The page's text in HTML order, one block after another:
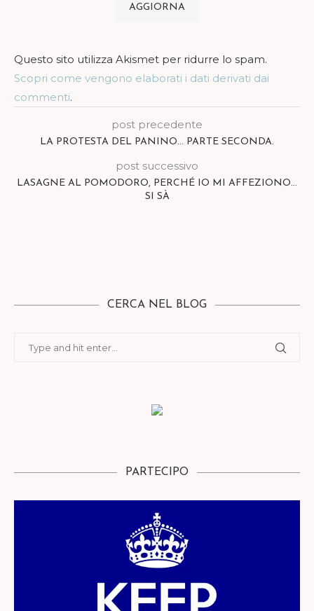
Questo sito utilizza Akismet per ridurre lo spam.
Scopri come vengono elaborati i dati derivati dai
commenti.
post precedente
LA PROTESTA DEL PANINO… PARTE SECONDA.
post successivo
LASAGNE AL POMODORO, PERCHÉ IO MI AFFEZIONO…
SI SÀ
CERCA NEL BLOG
PARTECIPO